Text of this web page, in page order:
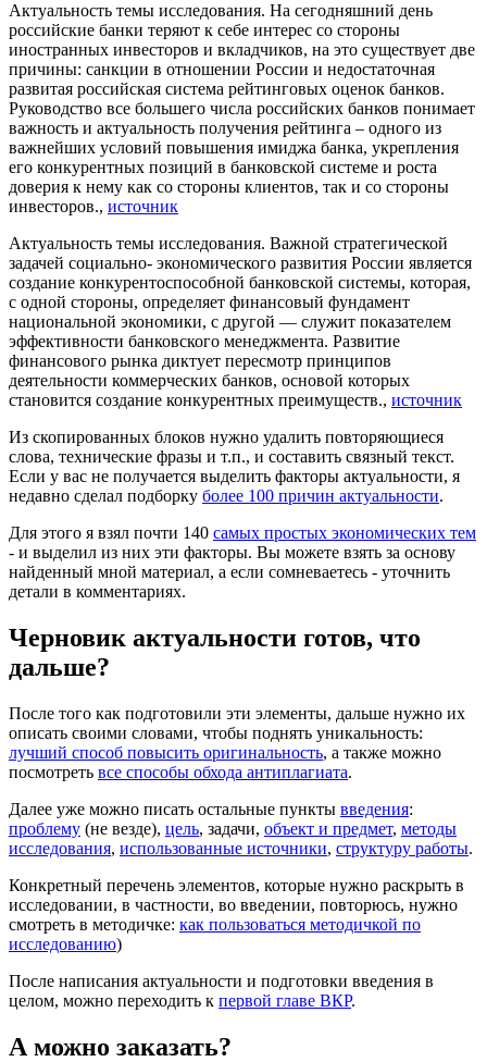
Актуальность темы исследования. На сегодняшний день
российские банки теряют к себе интерес со стороны
иностранных инвесторов и вкладчиков, на это существует две
причины: санкции в отношении России и недостаточная
развитая российская система рейтинговых оценок банков.
Руководство все большего числа российских банков понимает
важность и актуальность получения рейтинга – одного из
важнейших условий повышения имиджа банка, укрепления
его конкурентных позиций в банковской системе и роста
доверия к нему как со стороны клиентов, так и со стороны
инвесторов., источник
Актуальность темы исследования. Важной стратегической
задачей социально- экономического развития России является
создание конкурентоспособной банковской системы, которая,
с одной стороны, определяет финансовый фундамент
национальной экономики, с другой — служит показателем
эффективности банковского менеджмента. Развитие
финансового рынка диктует пересмотр принципов
деятельности коммерческих банков, основой которых
становится создание конкурентных преимуществ., источник
Из скопированных блоков нужно удалить повторяющиеся
слова, технические фразы и т.п., и составить связный текст.
Если у вас не получается выделить факторы актуальности, я
недавно сделал подборку более 100 причин актуальности.
Для этого я взял почти 140 самых простых экономических тем
- и выделил из них эти факторы. Вы можете взять за основу
найденный мной материал, а если сомневаетесь - уточнить
детали в комментариях.
Черновик актуальности готов, что
дальше?
После того как подготовили эти элементы, дальше нужно их
описать своими словами, чтобы поднять уникальность:
лучший способ повысить оригинальность, а также можно
посмотреть все способы обхода антиплагиата.
Далее уже можно писать остальные пункты введения:
проблему (не везде), цель, задачи, объект и предмет, методы
исследования, использованные источники, структуру работы.
Конкретный перечень элементов, которые нужно раскрыть в
исследовании, в частности, во введении, повторюсь, нужно
смотреть в методичке: как пользоваться методичкой по
исследованию)
После написания актуальности и подготовки введения в
целом, можно переходить к первой главе ВКР.
А можно заказать?